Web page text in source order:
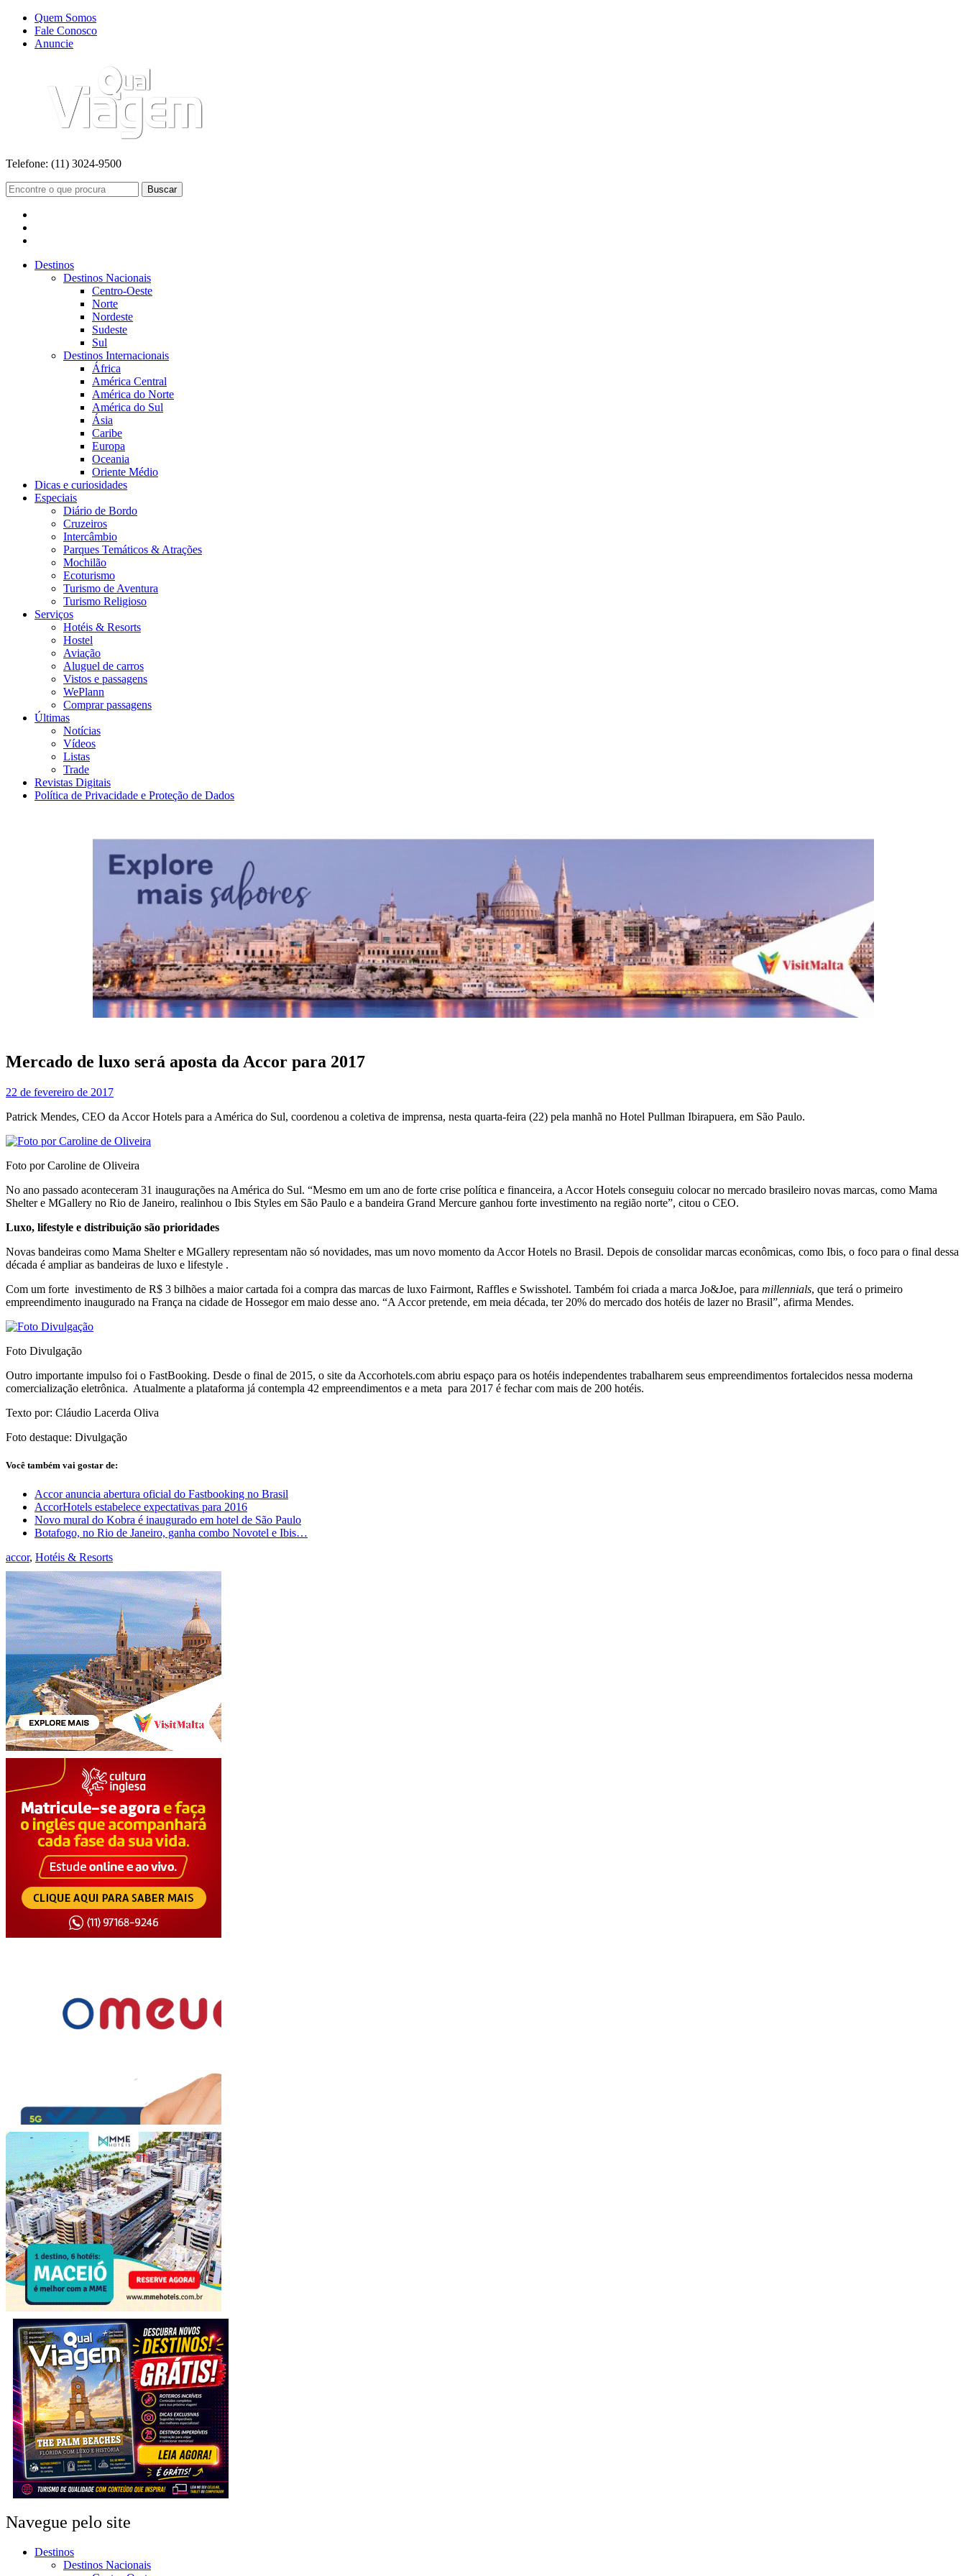
Quem Somos
Fale Conosco
Anuncie
Telefone: (11) 3024-9500
Buscar
Destinos
Destinos Nacionais
Centro-Oeste
Norte
Nordeste
Sudeste
Sul
Destinos Internacionais
África
América Central
América do Norte
América do Sul
Ásia
Caribe
Europa
Oceania
Oriente Médio
Dicas e curiosidades
Especiais
Diário de Bordo
Cruzeiros
Intercâmbio
Parques Temáticos & Atrações
Mochilão
Ecoturismo
Turismo de Aventura
Turismo Religioso
Serviços
Hotéis & Resorts
Hostel
Aviação
Aluguel de carros
Vistos e passagens
WePlann
Comprar passagens
Últimas
Notícias
Vídeos
Listas
Trade
Revistas Digitais
Política de Privacidade e Proteção de Dados
Mercado de luxo será aposta da Accor para 2017
22 de fevereiro de 2017
Patrick Mendes, CEO da Accor Hotels para a América do Sul, coordenou a coletiva de imprensa, nesta quarta-feira (22) pela manhã no Hotel Pullman Ibirapuera, em São Paulo.
Foto por Caroline de Oliveira
No ano passado aconteceram 31 inaugurações na América do Sul. “Mesmo em um ano de forte crise política e financeira, a Accor Hotels conseguiu colocar no mercado brasileiro novas marcas, como Mama
Shelter e MGallery no Rio de Janeiro, realinhou o Ibis Styles em São Paulo e a bandeira Grand Mercure ganhou forte investimento na região norte”, citou o CEO.
Luxo, lifestyle e distribuição são prioridades
Novas bandeiras como Mama Shelter e MGallery representam não só novidades, mas um novo momento da Accor Hotels no Brasil. Depois de consolidar marcas econômicas, como Ibis, o foco para o final dessa
década é ampliar as bandeiras de luxo e lifestyle .
Com um forte investimento de R$ 3 bilhões a maior cartada foi a compra das marcas de luxo Fairmont, Raffles e Swisshotel. Também foi criada a marca Jo&Joe, para millennials, que terá o primeiro
empreendimento inaugurado na França na cidade de Hossegor em maio desse ano. “A Accor pretende, em meia década, ter 20% do mercado dos hotéis de lazer no Brasil”, afirma Mendes.
Foto Divulgação
Outro importante impulso foi o FastBooking. Desde o final de 2015, o site da Accorhotels.com abriu espaço para os hotéis independentes trabalharem seus empreendimentos fortalecidos nessa moderna
comercialização eletrônica. Atualmente a plataforma já contempla 42 empreendimentos e a meta para 2017 é fechar com mais de 200 hotéis.
Texto por: Cláudio Lacerda Oliva
Foto destaque: Divulgação
Você também vai gostar de:
Accor anuncia abertura oficial do Fastbooking no Brasil
AccorHotels estabelece expectativas para 2016
Novo mural do Kobra é inaugurado em hotel de São Paulo
Botafogo, no Rio de Janeiro, ganha combo Novotel e Ibis…
accor, Hotéis & Resorts
Navegue pelo site
Destinos
Destinos Nacionais